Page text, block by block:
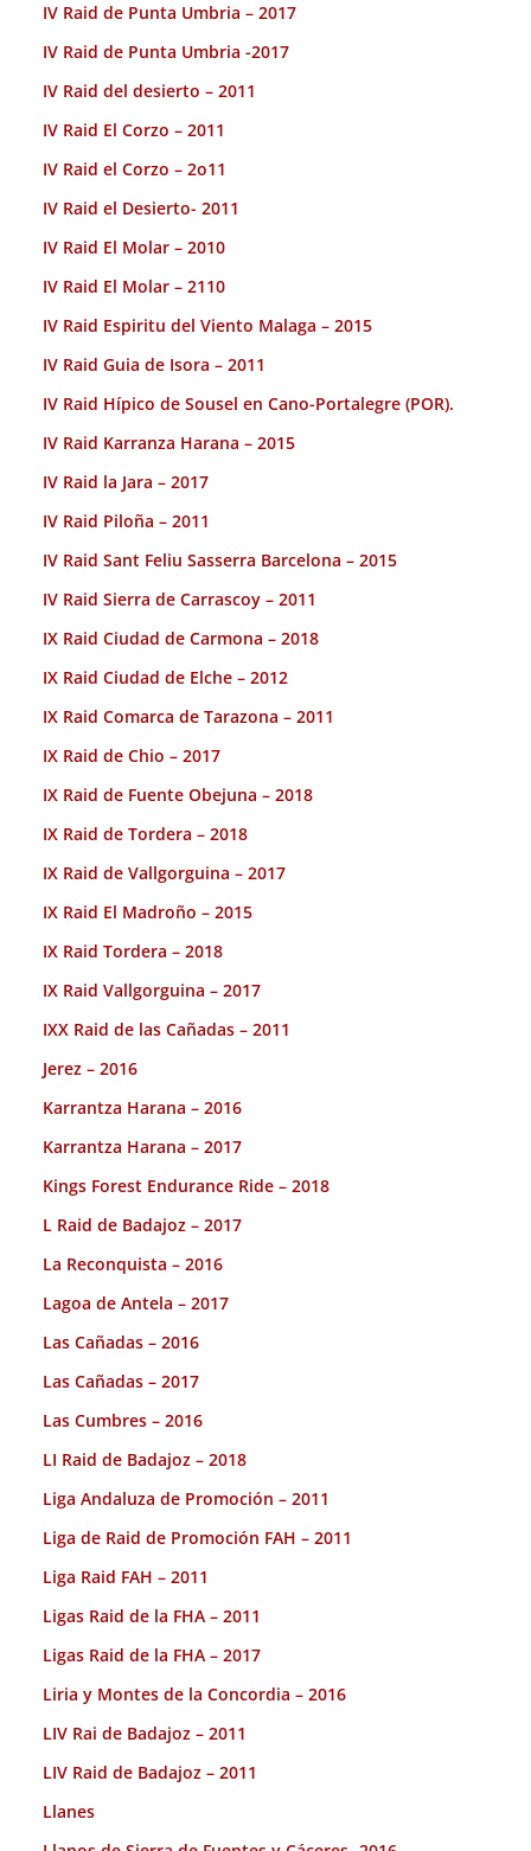
IV Raid de Punta Umbria – 2017
IV Raid de Punta Umbria -2017
IV Raid del desierto – 2011
IV Raid El Corzo – 2011
IV Raid el Corzo – 2o11
IV Raid el Desierto- 2011
IV Raid El Molar – 2010
IV Raid El Molar – 2110
IV Raid Espiritu del Viento Malaga – 2015
IV Raid Guia de Isora – 2011
IV Raid Hípico de Sousel en Cano-Portalegre (POR).
IV Raid Karranza Harana – 2015
IV Raid la Jara – 2017
IV Raid Piloña – 2011
IV Raid Sant Feliu Sasserra Barcelona – 2015
IV Raid Sierra de Carrascoy – 2011
IX Raid Ciudad de Carmona – 2018
IX Raid Ciudad de Elche – 2012
IX Raid Comarca de Tarazona – 2011
IX Raid de Chio – 2017
IX Raid de Fuente Obejuna – 2018
IX Raid de Tordera – 2018
IX Raid de Vallgorguina – 2017
IX Raid El Madroño – 2015
IX Raid Tordera – 2018
IX Raid Vallgorguina – 2017
IXX Raid de las Cañadas – 2011
Jerez – 2016
Karrantza Harana – 2016
Karrantza Harana – 2017
Kings Forest Endurance Ride – 2018
L Raid de Badajoz – 2017
La Reconquista – 2016
Lagoa de Antela – 2017
Las Cañadas – 2016
Las Cañadas – 2017
Las Cumbres – 2016
LI Raid de Badajoz – 2018
Liga Andaluza de Promoción – 2011
Liga de Raid de Promoción FAH – 2011
Liga Raid FAH – 2011
Ligas Raid de la FHA – 2011
Ligas Raid de la FHA – 2017
Liria y Montes de la Concordia – 2016
LIV Rai de Badajoz – 2011
LIV Raid de Badajoz – 2011
Llanes